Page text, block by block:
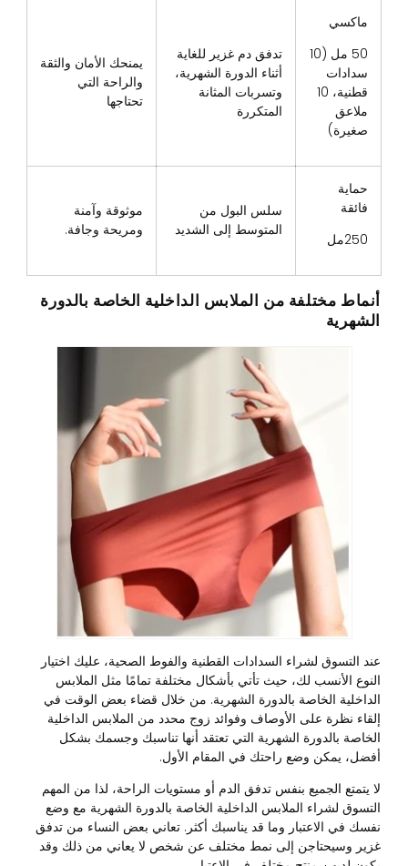
ماكسي
50 مل (10
سدادات
قطنية، 10
ملاعق
صغيرة)
تدفق دم غزير للغاية
أثناء الدورة الشهرية،
وتسربات المثانة
المتكررة
يمنحك الأمان والثقة
والراحة التي
تحتاجها
حماية
فائقة
250مل
سلس البول من
المتوسط ​​إلى الشديد
موثوقة وآمنة
ومريحة وجافة.
أنماط مختلفة من الملابس الداخلية الخاصة بالدورة
الشهرية
عند التسوق لشراء السدادات القطنية والفوط الصحية، عليك اختيار
النوع الأنسب لك، حيث تأتي بأشكال مختلفة تمامًا مثل الملابس
الداخلية الخاصة بالدورة الشهرية. من خلال قضاء بعض الوقت في
إلقاء نظرة على الأوصاف وفوائد زوج محدد من الملابس الداخلية
الخاصة بالدورة الشهرية التي تعتقد أنها تناسبك وجسمك بشكل
أفضل، يمكن وضع راحتك في المقام الأول.
لا يتمتع الجميع بنفس تدفق الدم أو مستويات الراحة، لذا من المهم
التسوق لشراء الملابس الداخلية الخاصة بالدورة الشهرية مع وضع
نفسك في الاعتبار وما قد يناسبك أكثر. تعاني بعض النساء من تدفق
غزير وسيحتاجن إلى نمط مختلف عن شخص لا يعاني من ذلك وقد